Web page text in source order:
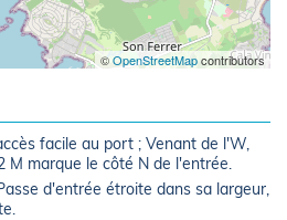
©OpenStreetMapcontributors
facile au port ; Venant de l'W,
M marque le côté N de l'entrée.
d'entrée étroite dans sa largeur,